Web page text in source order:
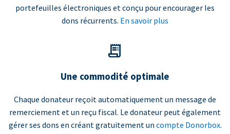
portefeuilles électroniques et conçu pour encourager les
dons récurrents. En savoir plus
Une commodité optimale
Chaque donateur reçoit automatiquement un message de
remerciement et un reçu fiscal. Le donateur peut également
gérer ses dons en créant gratuitement un compte Donorbox.